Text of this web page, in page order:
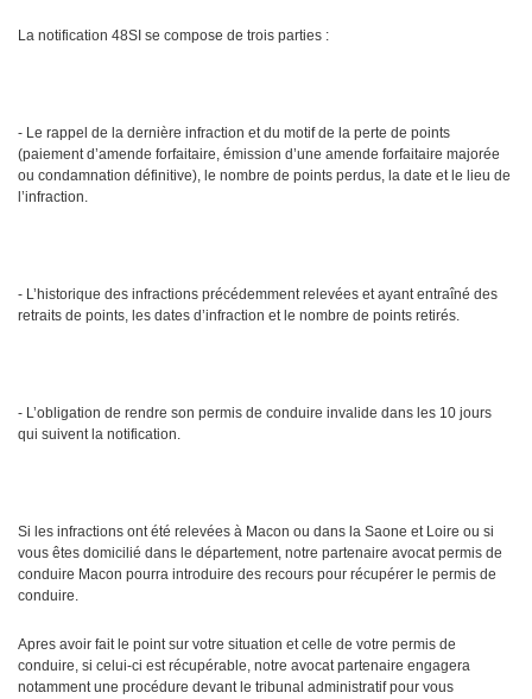
La notification 48SI se compose de trois parties :
- Le rappel de la dernière infraction et du motif de la perte de points
(paiement d’amende forfaitaire, émission d’une amende forfaitaire majorée
ou condamnation définitive), le nombre de points perdus, la date et le lieu de
l’infraction.
- L’historique des infractions précédemment relevées et ayant entraîné des
retraits de points, les dates d’infraction et le nombre de points retirés.
- L’obligation de rendre son permis de conduire invalide dans les 10 jours
qui suivent la notification.
Si les infractions ont été relevées à Macon ou dans la Saone et Loire ou si
vous êtes domicilié dans le département, notre partenaire avocat permis de
conduire Macon pourra introduire des recours pour récupérer le permis de
conduire.
Apres avoir fait le point sur votre situation et celle de votre permis de
conduire, si celui-ci est récupérable, notre avocat partenaire engagera
notamment une procédure devant le tribunal administratif pour vous